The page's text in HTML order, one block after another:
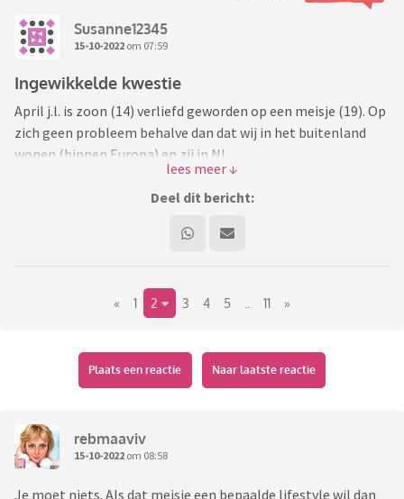
Susanne12345
15-10-2022 om 07:59
Ingewikkelde kwestie
April j.l. is zoon (14) verliefd geworden op een meisje (19). Op
zich geen probleem behalve dan dat wij in het buitenland
wonen (binnen Europa) en zij in NL.
Voorjaar en zomer hebben we het een beetje laten gaan.
vlakken gewoon 15 jaar. Wij als ouders dachten dat zij daar
vanzelf achter zou komen en dat het dan ook wel vanzelf
maar zitten wij als ouders met echt een aantal vragen;
Nu met de kerst (eerst komt zij nu een paar dagen met de
willen zijn. Ze willen de kerst bij haar familie vieren (in NL) en
oud&nieuw bij ons.
Deel dit bericht:
« 1 2 3 4 5 11 »
Plaats een reactie Naar laatste reactie
rebmaaviv
15-10-2022 om 08:58
Je moet niets. Als dat meisje een bepaalde lifestyle wil dan